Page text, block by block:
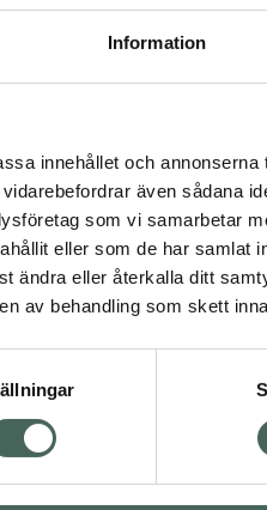
Information
innehållet och
även sådana
som vi samarbetar
eller som de har samlat
ändra eller återkalla ditt
av behandling som skett
Aktuella